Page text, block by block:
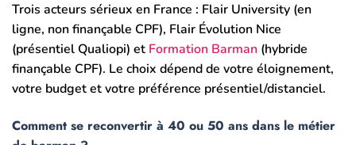
Trois acteurs sérieux en France : Flair University (en
ligne, non finançable CPF), Flair Évolution Nice
(présentiel Qualiopi) et Formation Barman (hybride
finançable CPF). Le choix dépend de votre éloignement,
votre budget et votre préférence présentiel/distanciel.
Comment se reconvertir à 40 ou 50 ans dans le métier